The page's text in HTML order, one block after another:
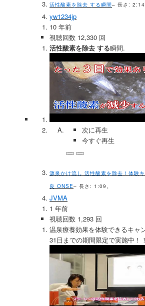
活性酸素を除去 する瞬間– 長さ: 2:14
yw1234jp
10 年前
視聴回数 12,330 回
活性酸素を除去 する瞬間.
次に再生
今すぐ再生
源泉かけ流し 活性酸素を除去！体験
良 ONSE– 長さ: 1:09。
JVMA
1 年前
視聴回数 1,293 回
温泉療養効果を体験できるキャ
31日までの期間限定で実施中！！